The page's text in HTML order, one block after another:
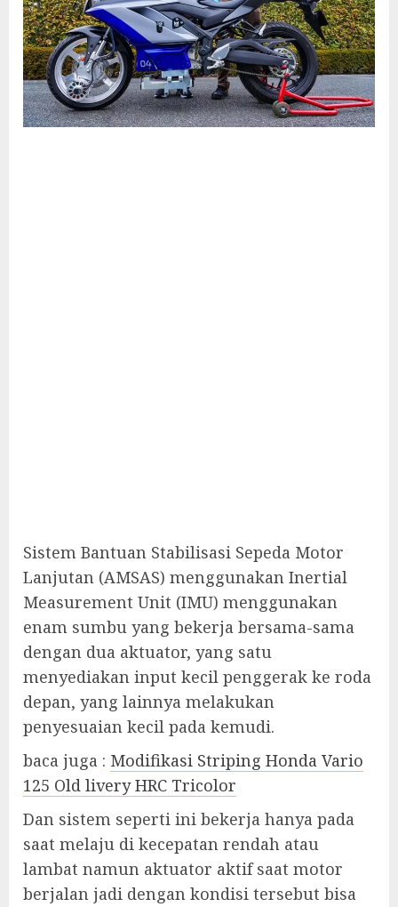
Sistem Bantuan Stabilisasi Sepeda Motor
Lanjutan (AMSAS) menggunakan Inertial
Measurement Unit (IMU) menggunakan
enam sumbu yang bekerja bersama-sama
dengan dua aktuator, yang satu
menyediakan input kecil penggerak ke roda
depan, yang lainnya melakukan
penyesuaian kecil pada kemudi.
baca juga : Modifikasi Striping Honda Vario
125 Old livery HRC Tricolor
Dan sistem seperti ini bekerja hanya pada
saat melaju di kecepatan rendah atau
lambat namun aktuator aktif saat motor
berjalan jadi dengan kondisi tersebut bisa